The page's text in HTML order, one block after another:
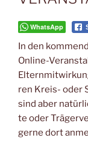
WhatsApp
In den
Online-
ren Kreis- oder
sind aber
te oder
ger­ne dort